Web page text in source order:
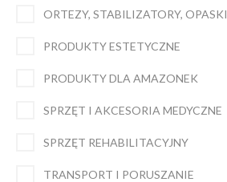
ORTEZY, STABILIZATORY, OPASKI
PRODUKTY ESTETYCZNE
PRODUKTY DLA AMAZONEK
SPRZĘT I AKCESORIA MEDYCZNE
SPRZĘT REHABILITACYJNY
TRANSPORT I PORUSZANIE